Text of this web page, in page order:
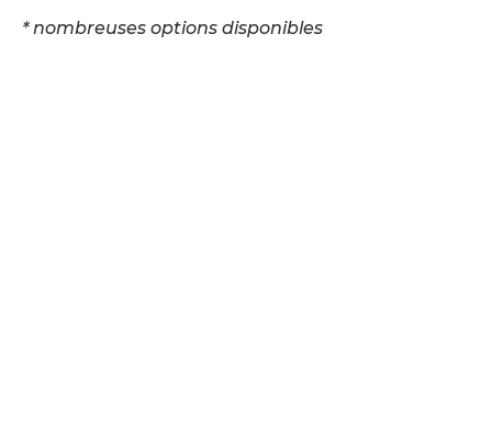
* nombreuses options disponibles